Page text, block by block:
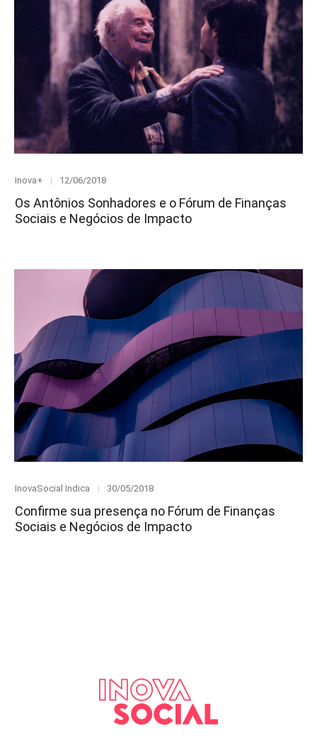
Category
Inova+
Posted
12/06/2018
Os Antônios Sonhadores e o Fórum de Finanças
Sociais e Negócios de Impacto
Category
InovaSocial Indica
Posted
30/05/2018
Confirme sua presença no Fórum de Finanças
Sociais e Negócios de Impacto